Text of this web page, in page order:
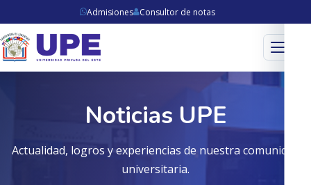
Admisiones Consultor de notas
Menú
Noticias UPE
Actualidad, logros y experiencias de nuestra comunidad
universitaria.